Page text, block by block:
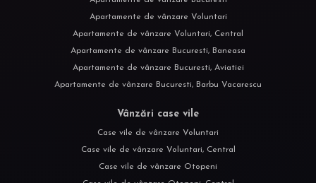
Apartamente de vânzare Voluntari
Apartamente de vânzare Voluntari, Central
Apartamente de vânzare Bucuresti, Baneasa
Apartamente de vânzare Bucuresti, Aviatiei
Apartamente de vânzare Bucuresti, Barbu Vacarescu
Vânzări case vile
Case vile de vânzare Voluntari
Case vile de vânzare Voluntari, Central
Case vile de vânzare Otopeni